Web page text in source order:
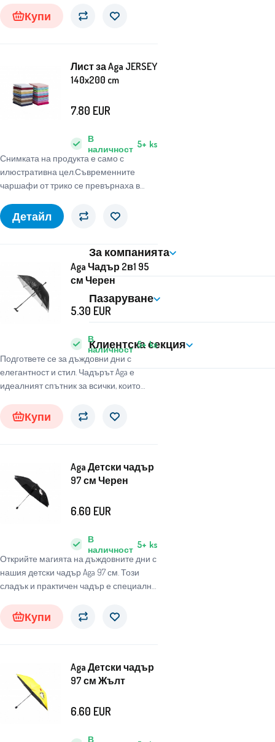
да ги защити от неблагоприятните
атмосферни условия.
Купи
Лист за Aga JERSEY
140x200 cm
Снимката на продукта е само с
илюстративна цел.Съвременните
чаршафи от трико се превърнаха в
В
наличност 5+ ks
7.80 EUR
Детайл
Aga Чадър 2в1 95
см Черен
Подгответе се за дъждовни дни с
елегантност и стил. Чадърът Aga е
идеалният спътник за всички, които
да ги защити от неблагоприятните
атмосферни условия.
В
наличност 5+ ks
5.30 EUR
Купи
Aga Детски чадър
97 см Черен
Открийте магията на дъждовните дни с
нашия детски чадър Aga 97 см. Този
сладък и практичен чадър е специално
от неблагоприятни метеорологични
условия и същевременно да им носи
В
наличност 5+ ks
6.60 EUR
Купи
Aga Детски чадър
97 см Жълт
В
6.60 EUR
За компанията
Пазаруване
Клиентска секция